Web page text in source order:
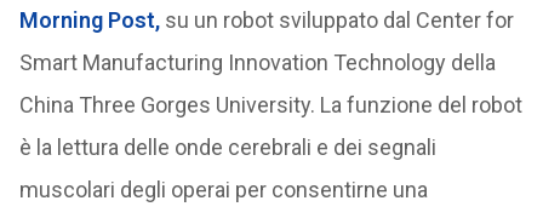
Morning Post,su un robot sviluppato dal Center for
Smart Manufacturing Innovation Technology della
China Three Gorges University. La funzione del robot
è la lettura delle onde cerebrali e dei segnali
muscolari degli operai per consentirne una